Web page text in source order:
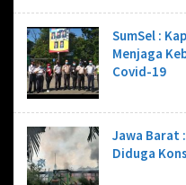
SumSel :
Menjaga
Covid-19
Jawa Barat
Diduga